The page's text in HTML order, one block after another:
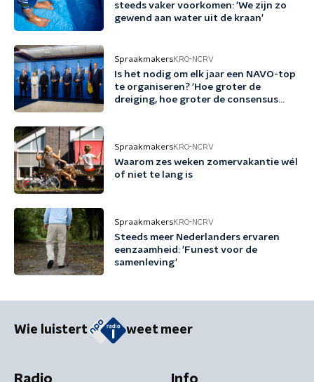
steeds vaker voorkomen: 'We zijn zo
gewend aan water uit de kraan'
SpraakmakersKRO-NCRV
Is het nodig om elk jaar een NAVO-top
te organiseren? 'Hoe groter de
dreiging, hoe groter de consensus
SpraakmakersKRO-NCRV
Waarom zes weken zomervakantie wél
of niet te lang is
SpraakmakersKRO-NCRV
Steeds meer Nederlanders ervaren
eenzaamheid: 'Funest voor de
samenleving'
Wie luistert weet meer
Radio Info